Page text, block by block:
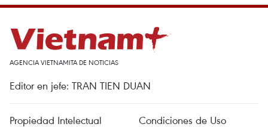
AGENCIA VIETNAMITA DE NOTICIAS
Editor en jefe: TRAN TIEN DUAN
Propiedad Intelectual Condiciones de Uso